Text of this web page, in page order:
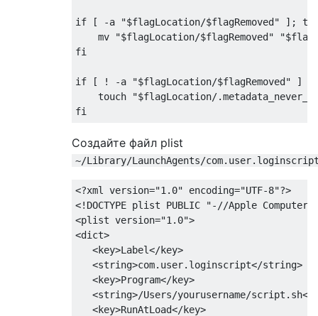
if [ -a "$flagLocation/$flagRemoved" ];
mv "$flagLocation/$flagRemoved"
fi
if [ ! -a "$flagLocation/$flagRemoved" ]
touch "$flagLocation/
Создайте файл plist
~/Library/LaunchAgents/
<?xml version="1.0" encoding="UTF-8"?>
<!DOCTYPE plist PUBLIC "-//Apple
<plist version="1.0">
<dict>
   <key>Label</key>
   <string>com.user.loginscript</string>
   <key>Program</key>
<string>/Users/yourusername/script.sh</
   <key>RunAtLoad</key>